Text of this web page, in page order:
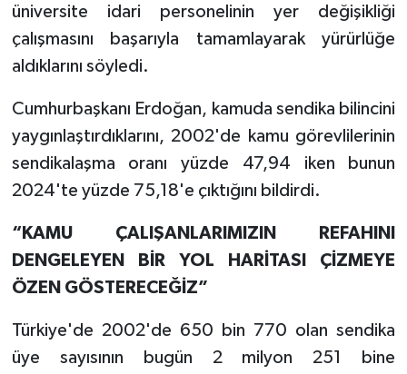
üniversite idari personelinin yer değişikliği
çalışmasını başarıyla tamamlayarak yürürlüğe
aldıklarını söyledi.
Cumhurbaşkanı Erdoğan, kamuda sendika bilincini
yaygınlaştırdıklarını, 2002'de kamu görevlilerinin
sendikalaşma oranı yüzde 47,94 iken bunun
2024'te yüzde 75,18'e çıktığını bildirdi.
“KAMU ÇALIŞANLARIMIZIN REFAHINI
DENGELEYEN BİR YOL HARİTASI ÇİZMEYE
ÖZEN GÖSTERECEĞİZ”
Türkiye'de 2002'de 650 bin 770 olan sendika
üye sayısının bugün 2 milyon 251 bine